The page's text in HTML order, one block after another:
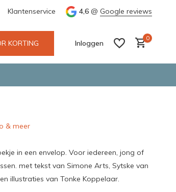
door o.a. Fietskoerier en GLS. Wij
Klantenservice 4,6 @ Google reviews
KORTING Inloggen
0
& meer
in een envelop. Voor iedereen, jong of
met tekst van Simone Arts, Sytske van
illustraties van Tonke Koppelaar.